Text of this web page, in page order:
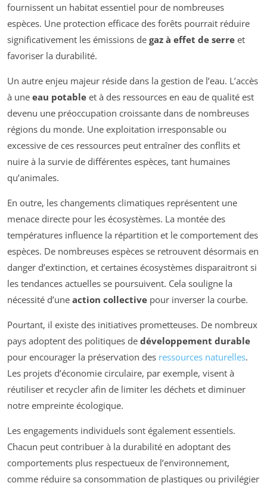
fournissent un habitat essentiel pour de nombreuses
espèces. Une protection efficace des forêts pourrait réduire
significativement les émissions de gaz à effet de serre et
favoriser la durabilité.
Un autre enjeu majeur réside dans la gestion de l’eau. L’accès
à une eau potable et à des ressources en eau de qualité est
devenu une préoccupation croissante dans de nombreuses
régions du monde. Une exploitation irresponsable ou
excessive de ces ressources peut entraîner des conflits et
nuire à la survie de différentes espèces, tant humaines
qu’animales.
En outre, les changements climatiques représentent une
menace directe pour les écosystèmes. La montée des
températures influence la répartition et le comportement des
espèces. De nombreuses espèces se retrouvent désormais en
danger d’extinction, et certaines écosystèmes disparaitront si
les tendances actuelles se poursuivent. Cela souligne la
nécessité d’une action collective pour inverser la courbe.
Pourtant, il existe des initiatives prometteuses. De nombreux
pays adoptent des politiques de développement durable
pour encourager la préservation des ressources naturelles.
Les projets d’économie circulaire, par exemple, visent à
réutiliser et recycler afin de limiter les déchets et diminuer
notre empreinte écologique.
Les engagements individuels sont également essentiels.
Chacun peut contribuer à la durabilité en adoptant des
comportements plus respectueux de l’environnement,
comme réduire sa consommation de plastiques ou privilégier